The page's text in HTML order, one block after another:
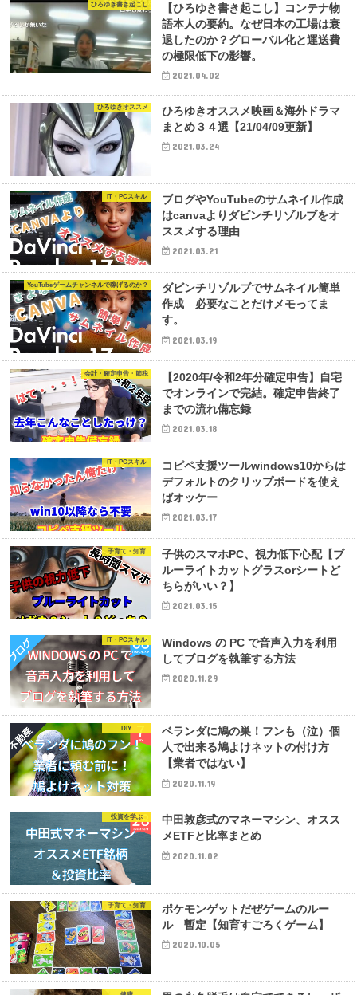
ひろゆき書き起こし
【ひろゆき書き起こし】コンテナ物
語本人の要約。なぜ日本の工場は衰
退したのか？グローバル化と運送費
の極限低下の影響。
2021.04.02
ひろゆきオススメ
ひろゆきオススメ映画＆海外ドラマ
まとめ３４選【21/04/09更新】
2021.03.24
IT・PCスキル
ブログやYouTubeのサムネイル作成
はcanvaよりダビンチリゾルブをオ
ススメする理由
2021.03.21
YouTubeゲームチャンネルで稼げるのか？
ダビンチリゾルブでサムネイル簡単
作成 必要なことだけメモってま
す。
2021.03.19
会計・確定申告・節税
【2020年/令和2年分確定申告】自宅
でオンラインで完結。確定申告終了
までの流れ備忘録
2021.03.18
IT・PCスキル
コピペ支援ツールwindows10からは
デフォルトのクリップボードを使え
ばオッケー
2021.03.17
子育て・知育
子供のスマホPC、視力低下心配【ブ
ルーライトカットグラスorシートど
ちらがいい？】
2021.03.15
IT・PCスキル
Windows の PC で音声入力を利用
してブログを執筆する方法
2020.11.29
DIY
ベランダに鳩の巣！フンも（泣）個
人で出来る鳩よけネットの付け方
【業者ではない】
2020.11.19
投資を学ぶ
中田敦彦式のマネーマシン、オスス
メETFと比率まとめ
2020.11.02
子育て・知育
ポケモンゲットだぜゲームのルー
ル 暫定【知育すごろくゲーム】
2020.10.05